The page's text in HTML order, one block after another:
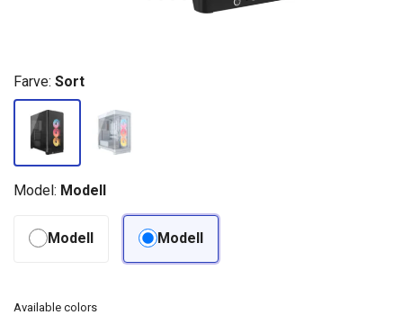
Farve: Sort
Model: Modell
Modell Modell
Available colors